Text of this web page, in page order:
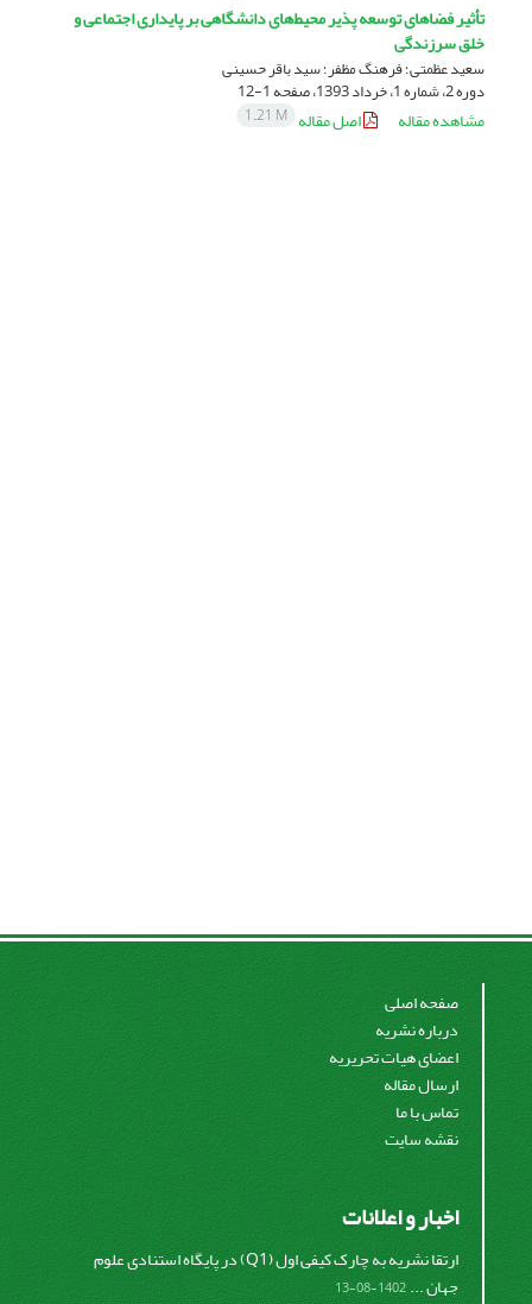
تأثیر فضاهای توسعه پذیر محیط‌های دانشگاهی بر پایداری اجتماعی و
خلق سرزندگی
سعید عظمتی؛ فرهنگ مظفر؛ سید باقر حسینی
دوره 2، شماره 1، خرداد 1393، صفحه 1-12
مشاهده مقاله اصل مقاله 1.21 M
صفحه اصلی
درباره نشریه
اعضای هیات تحریریه
ارسال مقاله
تماس با ما
نقشه سایت
اخبار و اعلانات
ارتقا نشریه به چارک کیفی اول (Q1) در پایگاه استنادی علوم
جهان ...1402-08-13